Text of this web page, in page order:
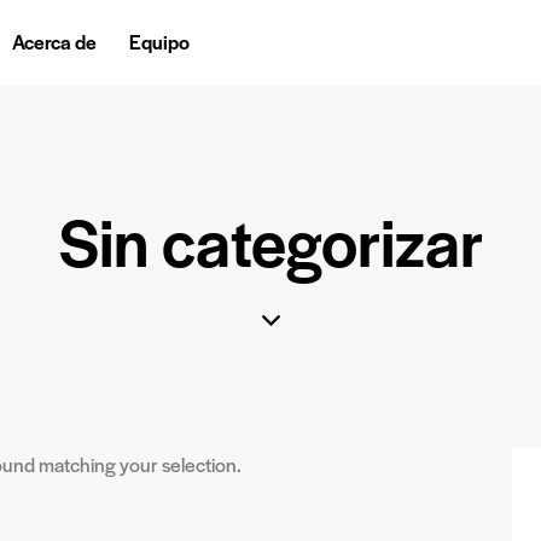
Acerca de Equipo
Sin categorizar
matching your selection.